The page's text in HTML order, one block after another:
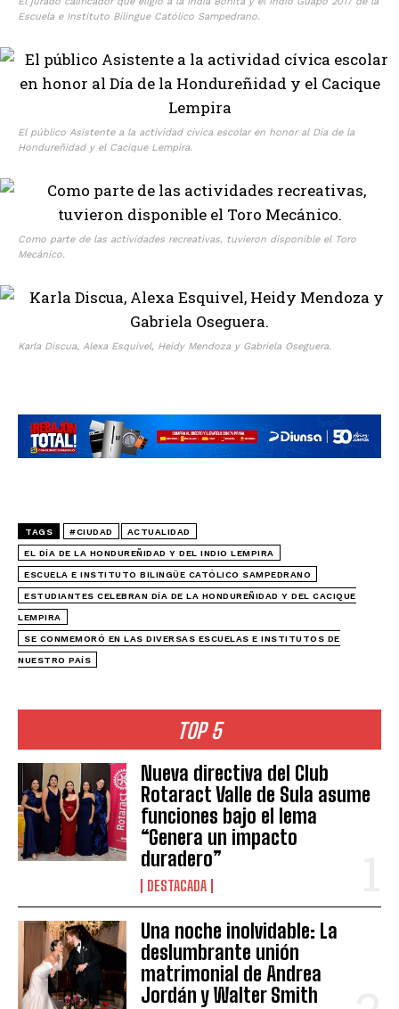
TOP 5
Nueva directiva del Club
Rotaract Valle de Sula asume
funciones bajo el lema
“Genera un impacto
duradero”
DESTACADA
Una noche inolvidable: La
deslumbrante unión
matrimonial de Andrea
Jordán y Walter Smith
Escuela e Instituto Bilingue Católico Sampedrano.
El público Asistente a la actividad cívica escolar en honor al Día de la
Hondureñidad y el Cacique Lempira.
Como parte de las actividades recreativas, tuvieron disponible el Toro
Mecánico.
Karla Discua, Alexa Esquivel, Heidy Mendoza y Gabriela Oseguera.
TAGS #CIUDAD ACTUALIDAD
EL DÍA DE LA HONDUREÑIDAD Y DEL INDIO LEMPIRA
ESCUELA E INSTITUTO BILINGÜE CATÓLICO SAMPEDRANO
ESTUDIANTES CELEBRAN DÍA DE LA HONDUREÑIDAD Y DEL CACIQUE
LEMPIRA
SE CONMEMORÓ EN LAS DIVERSAS ESCUELAS E INSTITUTOS DE
NUESTRO PAÍS